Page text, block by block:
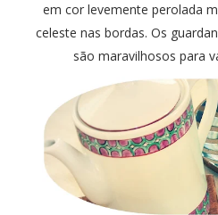
em cor levemente perolada
celeste nas bordas. Os
são maravilhosos para